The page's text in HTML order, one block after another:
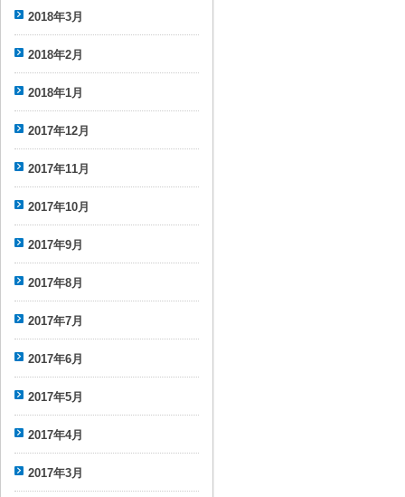
2018年3月
2018年2月
2018年1月
2017年12月
2017年11月
2017年10月
2017年9月
2017年8月
2017年7月
2017年6月
2017年5月
2017年4月
2017年3月